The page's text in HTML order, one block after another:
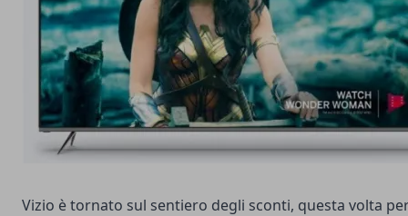
Vizio è tornato sul sentiero degli sconti, questa volta